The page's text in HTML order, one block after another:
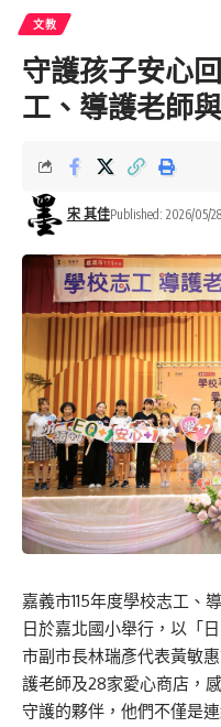
文教
守護孩子安心
工、導護老師
宋 其佳Published: 2026/05/28
嘉義市115年度學校志工、
日於嘉北國小舉行，以「
市副市長林瑞彥代表黃敏
護老師及28家愛心商店，
守護的夥伴，他們不僅是